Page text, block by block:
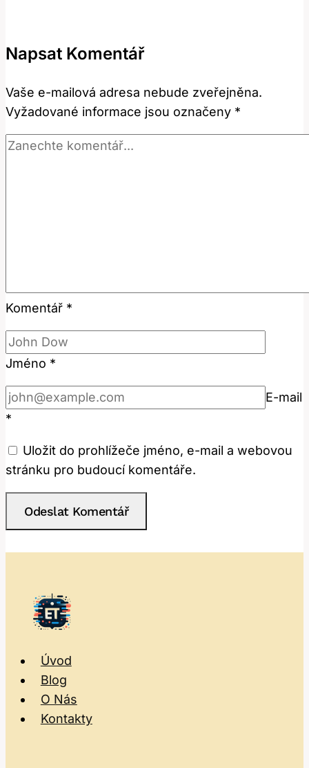
v
českém
kontextu!
Napsat Komentář
Vaše e-mailová adresa nebude zveřejněna.
Vyžadované informace jsou označeny *
Komentář *
Jméno *
E-mail
*
Uložit do prohlížeče jméno, e-mail a webovou
stránku pro budoucí komentáře.
Úvod
Blog
O Nás
Kontakty